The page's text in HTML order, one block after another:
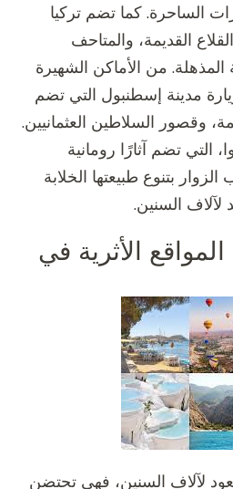
الساحرة. كما تضم تركيا
القديمة، والمتاحف
المذهلة. من الأماكن الشهيرة
مدينة إسطنبول التي تضم
وقصور السلاطين العثمانيين.
التي تضم آثارًا رومانية
بتنوع طبيعتها الخلابة
لآلاف السنين.
الأثرية في
لآلاف السنين، فهي تحتضن